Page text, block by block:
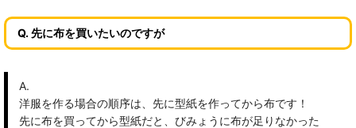
Q. 先に布を買いたいのですが
A.
洋服を作る場合の順序は、先に型紙を作ってから布です！
先に布を買ってから型紙だと、びみょうに布が足りなかった